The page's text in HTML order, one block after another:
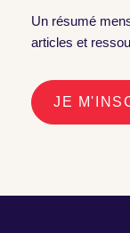
Un résumé
articles et
JE